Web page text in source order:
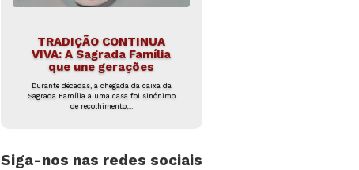
TRADIÇÃO CONTINUA
VIVA: A Sagrada Família
que une gerações
Durante décadas, a chegada da caixa da
Sagrada Família a uma casa foi sinónimo
de recolhimento,...
Siga-nos nas redes sociais